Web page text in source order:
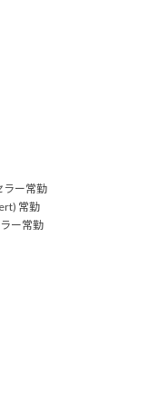
ラー常勤
常勤
ー常勤